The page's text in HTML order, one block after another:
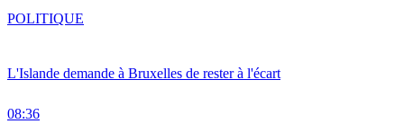
L'Islande demande à Bruxelles de rester à l'écart
08:36
POLITIQUE